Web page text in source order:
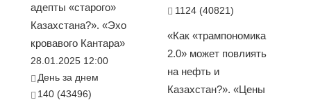
адепты «старого»
Казахстана?». «Эхо
кровавого Кантара»
28.01.2025 12:00
День за днем
140 (43496)
1124 (40821)
«Как «трампономика
2.0» может повлиять
на нефть и
Казахстан?». «Цены